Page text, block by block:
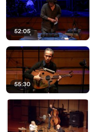
52:05
55:30